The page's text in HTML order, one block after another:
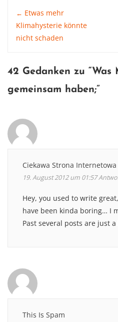
Post
navigation
← Etwas mehr
Klimahysterie könnte
nicht schaden
42 Gedanken zu “Was
gemeinsam haben;”
Ciekawa Strona Internetowa
19. August 2012 um 01:57
Hey, you used to write
have been kinda boring… I
Past several posts are just
This Is Spam